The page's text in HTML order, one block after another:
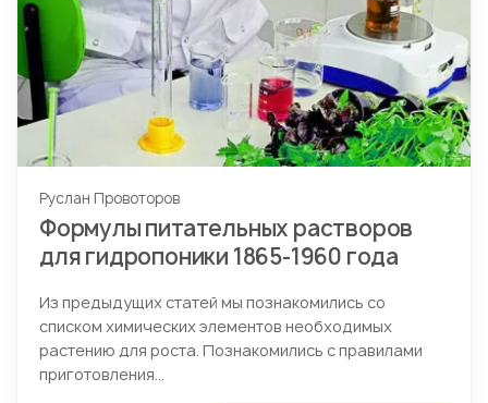
Руслан Провоторов
Формулы питательных растворов
для гидропоники 1865-1960 года
Из предыдущих статей мы познакомились со
списком химических элементов необходимых
растению для роста. Познакомились с правилами
приготовления...